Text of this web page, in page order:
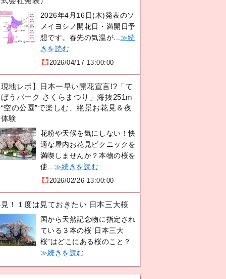
2026年4月16日(木)発表のソ
メイヨシノ開花日・満開日予
想です。春先の気温が... ≫続
きを読む
2026/04/17 13:00:00
地レポ】日本一早い開花宣言!?「て
うパーク さくらまつり」海抜251m
空の公園”で楽しむ、絶景お花見＆夜
験
花粉や天候を気にしない！快
適な屋内お花見ピクニックを
満喫しませんか？本物の桜を
使... ≫続きを読む
2026/02/26 13:00:00
！１度は見ておきたい 日本三大桜
国から天然記念物に指定され
ている３本の桜”日本三大
桜”はどこにある桜のこと？
≫続きを読む